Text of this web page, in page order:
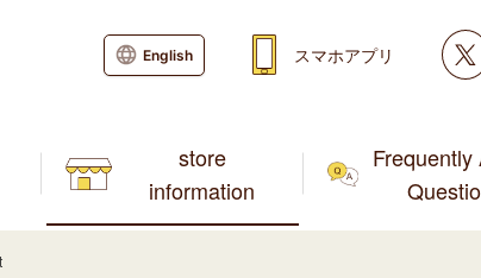
store
information
Frequently
English スマホアプリ